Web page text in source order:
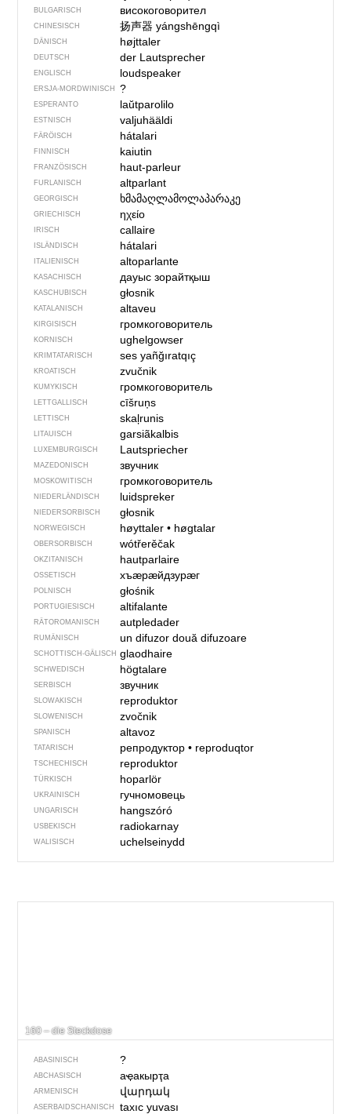
BULGARISCH високоговорител
CHINESISCH 扬声器yángshēngqì
DÄNISCH højttaler
DEUTSCH der Lautsprecher
ENGLISCH loudspeaker
ERSJA-MORDWINISCH ?
ESPERANTO laŭtparolilo
ESTNISCH valjuhääldi
FÄRÖISCH hátalari
FINNISCH kaiutin
FRANZÖSISCH haut-parleur
FURLANISCH altparlant
GEORGISCH ხმამაღლამოლაპარაკე
GRIECHISCH ηχείο
IRISCH callaire
ISLÄNDISCH hátalari
ITALIENISCH altoparlante
KASACHISCH дауыс зорайтқыш
KASCHUBISCH głosnik
KATALANISCH altaveu
KIRGISISCH громкоговоритель
KORNISCH ughelgowser
KRIMTATARISCH ses yañğıratqıç
KROATISCH zvučnik
KUMYKISCH громкоговоритель
LETTGALLISCH cīšruņs
LETTISCH skaļrunis
LITAUISCH garsiãkalbis
LUXEMBURGISCH Lautspriecher
MAZEDONISCH звучник
MOSKOWITISCH громкоговоритель
NIEDERLÄNDISCH luidspreker
NIEDERSORBISCH głosnik
NORWEGISCH høyttaler• høgtalar
OBERSORBISCH wótřerěčak
OKZITANISCH hautparlaire
OSSETISCH хъӕрӕйдзурӕг
POLNISCH głośnik
PORTUGIESISCH altifalante
RÄTOROMANISCH autpledader
RUMÄNISCH un difuzordouă difuzoare
SCHOTTISCH-GÄLISCH glaodhaire
SCHWEDISCH högtalare
SERBISCH звучник
SLOWAKISCH reproduktor
SLOWENISCH zvočnik
SPANISCH altavoz
TATARISCH репродуктор• reproduqtor
TSCHECHISCH reproduktor
TÜRKISCH hoparlör
UKRAINISCH гучномовець
UNGARISCH hangszóró
USBEKISCH radiokarnay
WALISISCH uchelseinydd
160 – die Steckdose
ABASINISCH ?
ABCHASISCH аҿакырҭа
ARMENISCH վարդակ
ASERBAIDSCHANISCH taxıc yuvası